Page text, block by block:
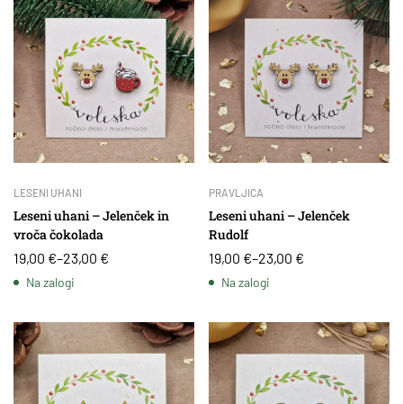
LESENI UHANI
Leseni uhani – Jelenček in
vroča čokolada
19,00 €–23,00 €
Na zalogi
PRAVLJICA
Leseni uhani – Jelenček
Rudolf
19,00 €–23,00 €
Na zalogi